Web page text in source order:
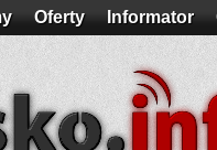
Oferty Informator